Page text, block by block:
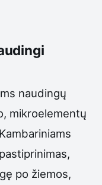
naudingų
mikroelementų
po žiemos,